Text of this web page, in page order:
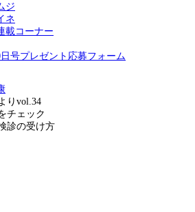
ジ
ネ
載コーナー
日号プレゼント応募フォーム
りvol.34
チェック
診の受け方